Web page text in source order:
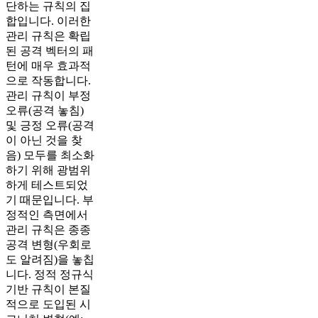
단하는 규칙의 집
합입니다. 이러한
관리 규칙은 확립
된 공격 벡터의 패
턴에 매우 효과적
으로 작동합니다.
관리 규칙이 부정
오류(공격 놓침)
및 긍정 오류(공격
이 아닌 것을 찾
음) 모두를 최소화
하기 위해 광범위
하게 테스트되었
기 때문입니다. 부
정적인 측면에서
관리 규칙은 종종
공격 변형(우회로
도 알려짐)을 놓칩
니다. 정적 정규식
기반 규칙이 본질
적으로 도입된 시